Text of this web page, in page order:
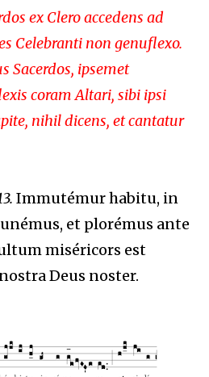
ex Clero accedens ad
Celebranti non genuflexo.
Sacerdos, ipsemet
coram Altari, sibi ipsi
nihil dicens, et cantatur
Immutémur habitu, in
et plorémus ante
miséricors est
Deus noster.